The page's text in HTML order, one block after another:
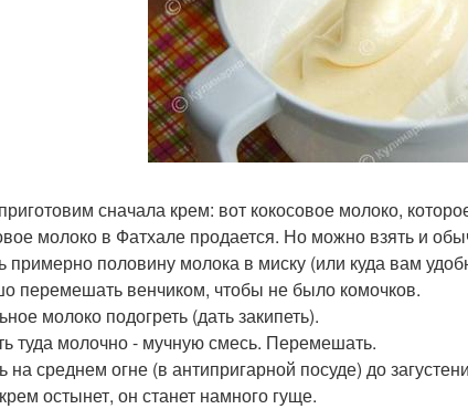
сначала крем: вот кокосовое молоко,
молоко в Фатхале продается. Но можно взять и
примерно половину молока в миску (или куда вам
перемешать венчиком, чтобы не было комочков.
молоко подогреть (дать закипеть).
туда молочно - мучную смесь. Перемешать.
на среднем огне (в антипригарной посуде) до
остынет, он станет намного гуще.